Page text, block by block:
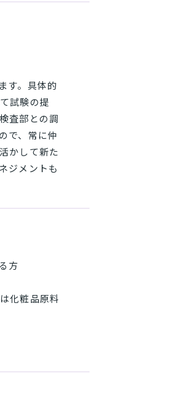
す。具体的
試験の提
査部との調
で、常に仲
かして新た
ジメントも
方
化粧品原料